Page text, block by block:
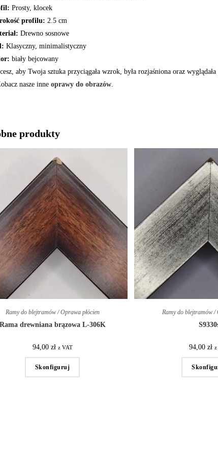
Prosty, klocek
profilu: 2.5 cm
Drewno sosnowe
Klasyczny, minimalistyczny
biały bejcowany
aby Twoja sztuka przyciągała wzrok, była rozjaśniona oraz
nasze inne oprawy do obrazów.
produkty
Ramy do blejtramów / Oprawa płócien
Rama drewniana brązowa L-306K
94,00 zł z VAT
Skonfiguruj
Ramy do blejtramów /
94,00 zł z